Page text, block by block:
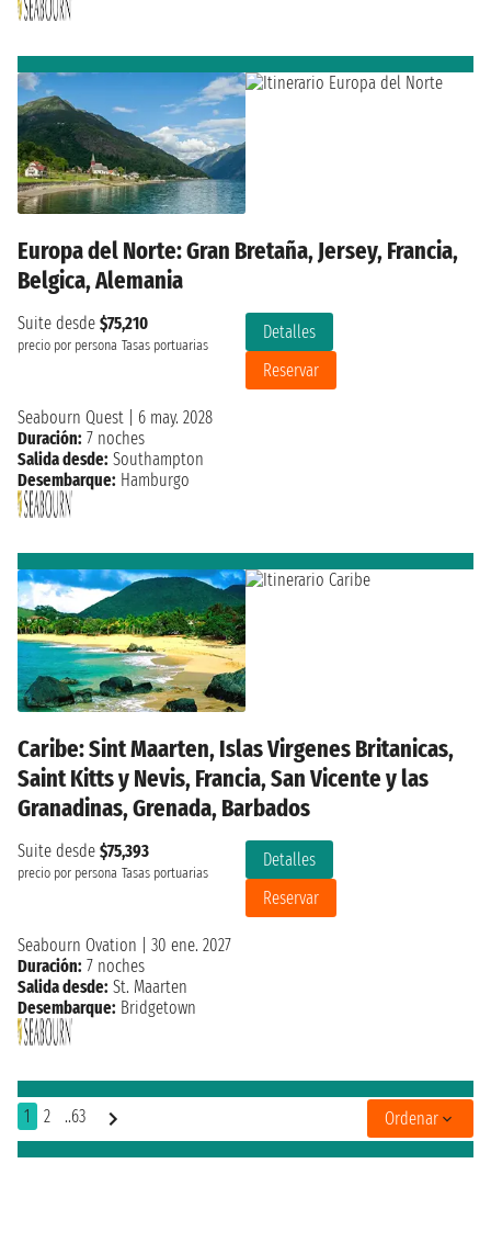
Europa del Norte: Gran Bretaña, Jersey, Francia,
Belgica, Alemania
Suite desde $75,210
precio por persona Tasas portuarias
Detalles
Reservar
Seabourn Quest
6 may. 2028
Duración: 7 noches
Salida desde: Southampton
Desembarque: Hamburgo
Caribe: Sint Maarten, Islas Virgenes Britanicas,
Saint Kitts y Nevis, Francia, San Vicente y las
Granadinas, Grenada, Barbados
Suite desde $75,393
precio por persona Tasas portuarias
Detalles
Reservar
Seabourn Ovation
30 ene. 2027
Duración: 7 noches
Salida desde: St. Maarten
Desembarque: Bridgetown
1 2 ..63 Ordenar